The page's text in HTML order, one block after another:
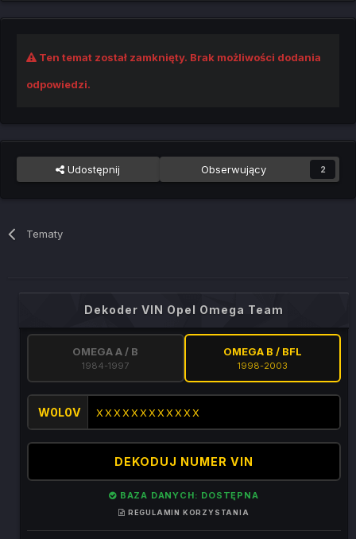
Ten temat został zamknięty. Brak możliwości dodania
odpowiedzi.
Udostępnij Obserwujący 2
Tematy
Dekoder VIN Opel Omega Team
OMEGA A / B
1984-1997
OMEGA B / BFL
1998-2003
W0L0V
DEKODUJ NUMER VIN
BAZA DANYCH: DOSTĘPNA
REGULAMIN KORZYSTANIA